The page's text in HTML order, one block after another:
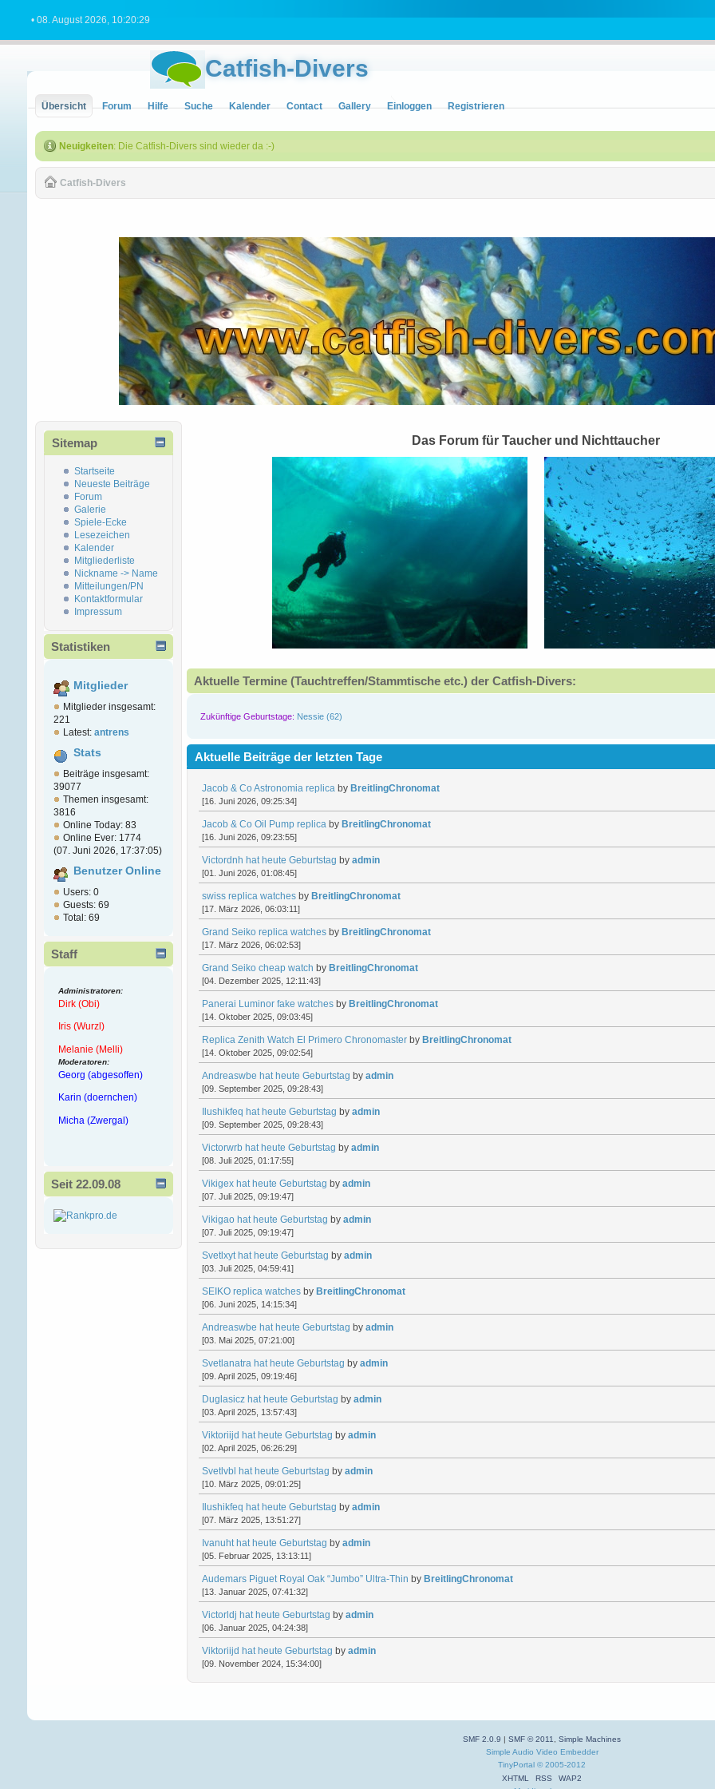
• 08. August 2026, 10:20:29
Catfish-Divers
Übersicht Forum Hilfe Suche Kalender Contact Gallery Einloggen Registrieren
Neuigkeiten: Die Catfish-Divers sind wieder da :-)
Catfish-Divers
Sitemap
Startseite
Neueste Beiträge
Forum
Galerie
Spiele-Ecke
Lesezeichen
Kalender
Mitgliederliste
Nickname -> Name
Mitteilungen/PN
Kontaktformular
Impressum
Statistiken
Mitglieder
Mitglieder insgesamt:
221
Latest: antrens
Stats
Beiträge insgesamt:
39077
Themen insgesamt:
3816
Online Today: 83
Online Ever: 1774
(07. Juni 2026, 17:37:05)
Benutzer Online
Users: 0
Guests: 69
Total: 69
Staff
Administratoren:
Dirk (Obi)
Iris (Wurzl)
Melanie (Melli)
Moderatoren:
Georg (abgesoffen)
Karin (doernchen)
Micha (Zwergal)
Seit 22.09.08
Das Forum für Taucher und Nichttaucher
Aktuelle Termine (Tauchtreffen/Stammtische etc.) der Catfish-Divers:
Zukünftige Geburtstage: Nessie (62)
Aktuelle Beiträge der letzten Tage
Jacob & Co Astronomia replicaby BreitlingChronomat
[16. Juni 2026, 09:25:34]
Jacob & Co Oil Pump replicaby BreitlingChronomat
[16. Juni 2026, 09:23:55]
Victordnh hat heute Geburtstag by admin
[01. Juni 2026, 01:08:45]
swiss replica watchesby BreitlingChronomat
[17. März 2026, 06:03:11]
Grand Seiko replica watchesby BreitlingChronomat
[17. März 2026, 06:02:53]
Grand Seiko cheap watch by BreitlingChronomat
[04. Dezember 2025, 12:11:43]
Panerai Luminor fake watchesby BreitlingChronomat
[14. Oktober 2025, 09:03:45]
Replica Zenith Watch El Primero Chronomasterby BreitlingChronomat
[14. Oktober 2025, 09:02:54]
Andreaswbe hat heute Geburtstag by admin
[09. September 2025, 09:28:43]
Ilushikfeq hat heute Geburtstag by admin
[09. September 2025, 09:28:43]
Victorwrb hat heute Geburtstag by admin
[08. Juli 2025, 01:17:55]
Vikigex hat heute Geburtstag by admin
[07. Juli 2025, 09:19:47]
Vikigao hat heute Geburtstag by admin
[07. Juli 2025, 09:19:47]
Svetlxyt hat heute Geburtstag by admin
[03. Juli 2025, 04:59:41]
SEIKO replica watchesby BreitlingChronomat
[06. Juni 2025, 14:15:34]
Andreaswbe hat heute Geburtstag by admin
[03. Mai 2025, 07:21:00]
Svetlanatra hat heute Geburtstag by admin
[09. April 2025, 09:19:46]
Duglasicz hat heute Geburtstag by admin
[03. April 2025, 13:57:43]
Viktoriijd hat heute Geburtstag by admin
[02. April 2025, 06:26:29]
Svetlvbl hat heute Geburtstag by admin
[10. März 2025, 09:01:25]
Ilushikfeq hat heute Geburtstag by admin
[07. März 2025, 13:51:27]
Ivanuht hat heute Geburtstag by admin
[05. Februar 2025, 13:13:11]
Audemars Piguet Royal Oak “Jumbo” Ultra-Thin by BreitlingChronomat
[13. Januar 2025, 07:41:32]
Victorldj hat heute Geburtstag by admin
[06. Januar 2025, 04:24:38]
Viktoriijd hat heute Geburtstag by admin
[09. November 2024, 15:34:00]
SMF 2.0.9 |SMF © 2011,Simple Machines
Simple Audio Video Embedder
TinyPortal © 2005-2012
XHTML
RSS
WAP2